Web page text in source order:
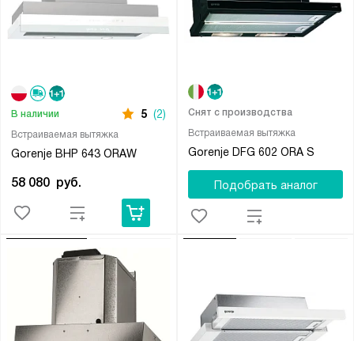
Встраиваемая вытяжка
Gorenje BHP 643 ORAW
В наличии 5 (2)
58 080 руб.
Встраиваемая вытяжка
Gorenje DFG 602 ORA S
Снят с производства
Подобрать аналог